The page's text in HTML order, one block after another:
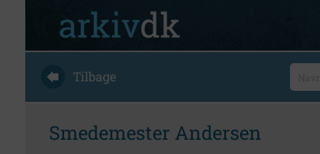
Tilbage
Smedemester Andersen